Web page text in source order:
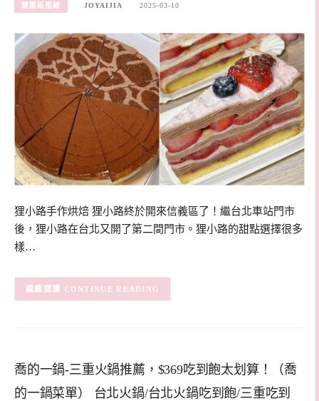
捷運板南線 JOYAIJIA 2025-03-10
狸小路手作烘焙 狸小路終於開來信義區了！繼台北車站門市
後，狸小路在台北又開了第二間門市。狸小路的甜點選擇很多
樣…
CONTINUE READING
喬的一鍋-三重火鍋推薦，$369吃到飽太划算！（喬
的一鍋菜單） 台北火鍋/台北火鍋吃到飽/三重吃到